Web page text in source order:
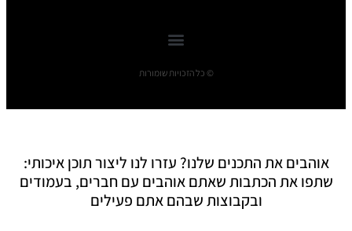
© כל הזכויות שומורות
אוהבים את התכנים שלנו? עזרו לנו ליצור תוכן איכותי:
שתפו את הכתבות שאתם אוהבים עם חברים, בעמודים
ובקבוצות שבהם אתם פעילים